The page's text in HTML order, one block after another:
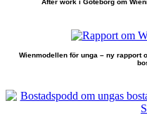
After work i Göteborg om
Wienmodellen för unga – ny rapport